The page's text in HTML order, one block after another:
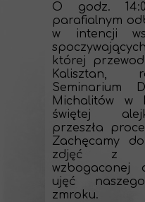
O godz.
parafialnym
w intencji
której
Kalisztan,
Seminarium
Michalitów w
świętej
przeszła
Zachęcamy
zdjęć z
wzbogaconej
ujęć
zmroku.